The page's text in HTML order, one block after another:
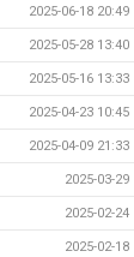
2025-06-18 20:49
2025-05-28 13:40
2025-05-16 13:33
2025-04-23 10:45
2025-04-09 21:33
2025-03-29
2025-02-24
2025-02-18